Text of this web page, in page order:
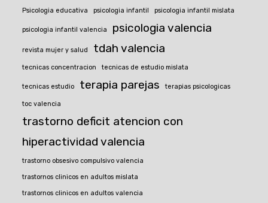
Psicologia educativa psicologia infantil psicologia infantil mislata
psicologia infantil valencia psicologia valencia
revista mujer y salud tdah valencia
tecnicas concentracion tecnicas de estudio mislata
tecnicas estudio terapia parejas terapias psicologicas
toc valencia
trastorno deficit atencion con
hiperactividad valencia
trastorno obsesivo compulsivo valencia
trastornos clinicos en adultos mislata
trastornos clinicos en adultos valencia